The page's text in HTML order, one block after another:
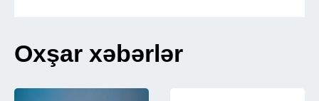
Oxşar xəbərlər